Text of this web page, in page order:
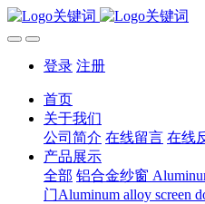
登录 注册
首页
关于我们
公司简介 在线留言 在线
产品展示
全部 铝合金纱窗
门Aluminum alloy screen